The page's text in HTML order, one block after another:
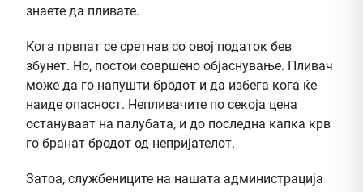
знаете да пливате.
Кога првпат се сретнав со овој податок бев
збунет. Но, постои совршено објаснување. Пливач
може да го напушти бродот и да избега кога ќе
наиде опасност. Непливачите по секоја цена
остануваат на палубата, и до последна капка крв
го бранат бродот од непријателот.
Затоа, службениците на нашата администрација